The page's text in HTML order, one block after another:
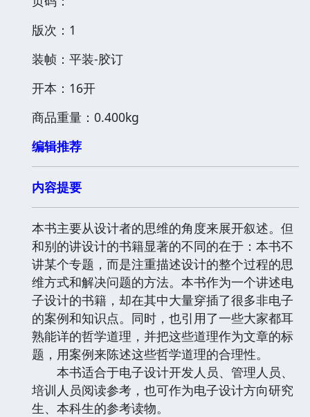
版次：1
装帧：平装-胶订
开本：16开
商品重量：0.400kg
编辑推荐
内容提要
本书主要从设计者的思维的角度来展开叙述。但
和别的讲设计的书籍显著的不同的在于：本书不
讲某个专题，而是注重描述设计的整个过程的思
维方式和解决问题的方法。本书作为一个讲述电
子设计的书籍，却在其中大量穿插了很多非电子
的案例和知识点。同时，也引用了一些大家都耳
熟能详的哲学道理，并把这些道理作为文章的标
题，用案例来陈述这些哲学道理的合理性。
本书适合于电子设计开发人员、管理人员、
培训人员阅读参考，也可作为电子设计方向研究
生、本科生的参考读物。